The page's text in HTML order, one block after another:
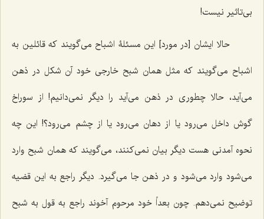
بی‌تاثیر نیست!
حالا ایشان [در مورد] این مسئلۀ اشباح می‌گویند که قائلین به
اشباح می‌گویند که مثل همان شبح خارجی خود آن شکل در ذهن
می‌آید، حالا چطوری در ذهن می‌آید را دیگر نمی‌دانیم! از سوراخ
گوش داخل می‌رود یا از دهان می‌رود یا از چشم می‌رود؟! این چه
نحوه آمدنی هست دیگر بیان نمی‌کنند، می‌گویند که همان شبح وارد
می‌شود وارد می‌شود و در ذهن جا می‌گیرد. دیگر راجع به این قضیه
توضیح نمی‌دهم. چون بعداً خود مرحوم آخوند راجع به قول به شبح